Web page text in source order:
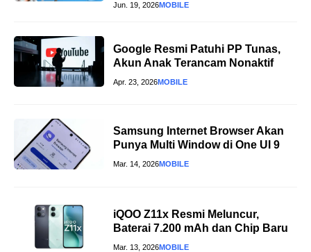
Jun. 19, 2026MOBILE
Google Resmi Patuhi PP Tunas,
Akun Anak Terancam Nonaktif
Apr. 23, 2026MOBILE
Samsung Internet Browser Akan
Punya Multi Window di One UI 9
Mar. 14, 2026MOBILE
iQOO Z11x Resmi Meluncur,
Baterai 7.200 mAh dan Chip Baru
Mar. 13, 2026MOBILE